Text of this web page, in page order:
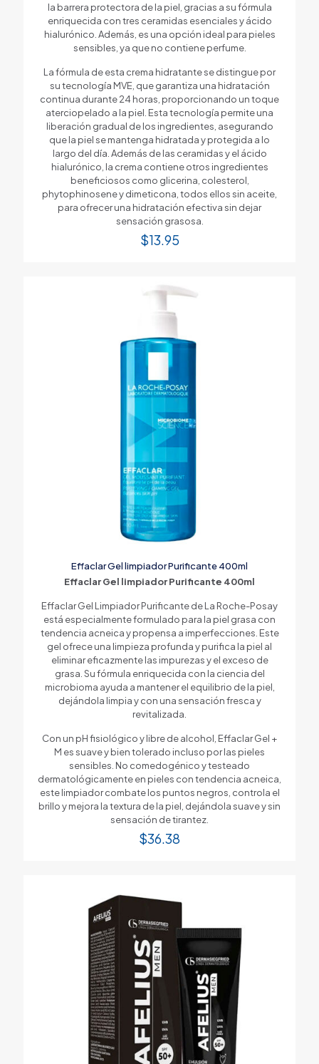
la barrera protectora de la piel, gracias a su fórmula
enriquecida con tres ceramidas esenciales y ácido
hialurónico. Además, es una opción ideal para pieles
sensibles, ya que no contiene perfume.
La fórmula de esta crema hidratante se distingue por
su tecnología MVE, que garantiza una hidratación
continua durante 24 horas, proporcionando un toque
aterciopelado a la piel. Esta tecnología permite una
liberación gradual de los ingredientes, asegurando
que la piel se mantenga hidratada y protegida a lo
largo del día. Además de las ceramidas y el ácido
hialurónico, la crema contiene otros ingredientes
beneficiosos como glicerina, colesterol,
phytophinosene y dimeticona, todos ellos sin aceite,
para ofrecer una hidratación efectiva sin dejar
sensación grasosa.
$13.95
Effaclar Gel limpiador Purificante 400ml
Effaclar Gel limpiador Purificante 400ml
Effaclar Gel Limpiador Purificante de La Roche-Posay
está especialmente formulado para la piel grasa con
tendencia acneica y propensa a imperfecciones. Este
gel ofrece una limpieza profunda y purifica la piel al
eliminar eficazmente las impurezas y el exceso de
grasa. Su fórmula enriquecida con la ciencia del
microbioma ayuda a mantener el equilibrio de la piel,
dejándola limpia y con una sensación fresca y
revitalizada.
Con un pH fisiológico y libre de alcohol, Effaclar Gel +
M es suave y bien tolerado incluso por las pieles
sensibles. No comedogénico y testeado
dermatológicamente en pieles con tendencia acneica,
este limpiador combate los puntos negros, controla el
brillo y mejora la textura de la piel, dejándola suave y sin
sensación de tirantez.
$36.38